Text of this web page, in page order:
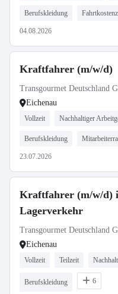
Berufskleidung
04.08.2026
Kraftfahrer (m/w/d)
Transgourmet Deutschland
Eichenau
Vollzeit Nachhaltiger
Berufskleidung
23.07.2026
Kraftfahrer (m/w/d)
Lagerverkehr
Transgourmet Deutschland
Eichenau
Vollzeit Teilzeit
Berufskleidung 6